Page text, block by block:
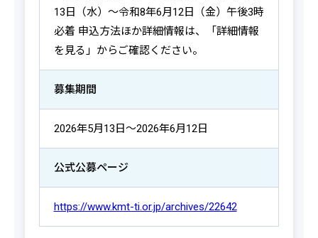
13日（水）～令和8年6月12日（金）午後3時
必着 申込方法ほか詳細情報は、「詳細情報
を見る」からご確認ください。
募集期間
2026年5月13日～2026年6月12日
公式公募ページ
https://www.kmt-ti.or.jp/archives/22642